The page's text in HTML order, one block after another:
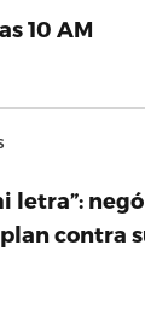
10 AM
letra”:
contra